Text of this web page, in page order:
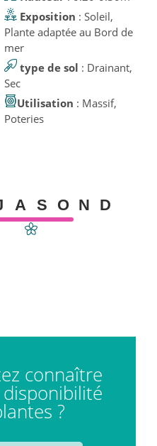
Exposition : Soleil,
Plante adaptée au Bord de
mer
type de sol : Drainant,
Sec
Utilisation : Massif,
Poteries
A S O N D
connaître
?